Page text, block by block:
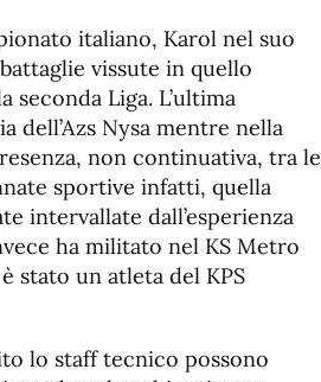
italiano, Karol nel suo
vissute in quello
seconda Liga. L’ultima
dell’Azs Nysa mentre nella
non continuativa, tra le
sportive infatti, quella
intervallate dall’esperienza
ha militato nel KS Metro
stato un atleta del KPS
lo staff tecnico possono